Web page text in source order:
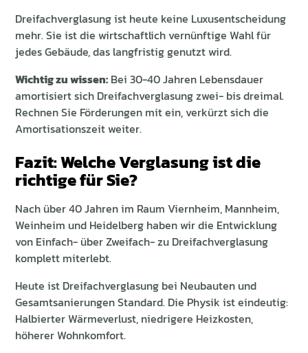
Dreifachverglasung ist heute keine Luxusentscheidung
mehr. Sie ist die wirtschaftlich vernünftige Wahl für
jedes Gebäude, das langfristig genutzt wird.
Wichtig zu wissen: Bei 30-40 Jahren Lebensdauer
amortisiert sich Dreifachverglasung zwei- bis dreimal.
Rechnen Sie Förderungen mit ein, verkürzt sich die
Amortisationszeit weiter.
Fazit: Welche Verglasung ist die
richtige für Sie?
Nach über 40 Jahren im Raum Viernheim, Mannheim,
Weinheim und Heidelberg haben wir die Entwicklung
von Einfach- über Zweifach- zu Dreifachverglasung
komplett miterlebt.
Heute ist Dreifachverglasung bei Neubauten und
Gesamtsanierungen Standard. Die Physik ist eindeutig:
Halbierter Wärmeverlust, niedrigere Heizkosten,
höherer Wohnkomfort.